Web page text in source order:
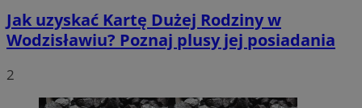
Jak uzyskać Kartę Dużej Rodziny w
Wodzisławiu? Poznaj plusy jej posiadania
2